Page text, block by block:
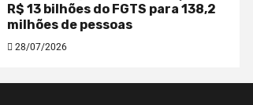
R$ 13 bilhões do FGTS para 138,2
milhões de pessoas
28/07/2026